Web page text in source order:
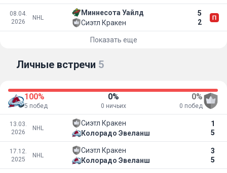
08.04.
2026
NHL
Миннесота Уайлд
5
2
Сиэтл Кракен
Показать еще
Личные встречи 5
100%
5 побед
0%
0 ничьих
0%
0 побед
13.03.
2026
NHL
Сиэтл Кракен
1
5
Колорадо Эвеланш
17.12.
2025
NHL
Сиэтл Кракен
3
5
Колорадо Эвеланш